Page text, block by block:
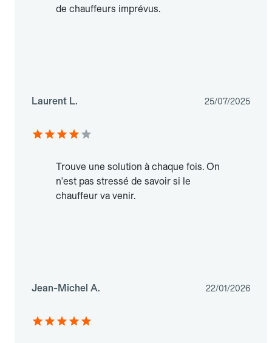
de chauffeurs imprévus.
Laurent L. 25/07/2025
Trouve une solution à chaque fois. On
n'est pas stressé de savoir si le
chauffeur va venir.
Jean-Michel A. 22/01/2026